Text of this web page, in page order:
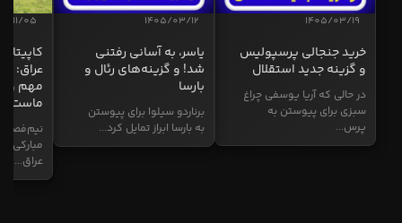
1405/03/19
خرید جنجالی پرسپولیس
و گزینه جدید استقلال
در حالی که آریا یوسفی چراغ
سبزی برای پیوستن به
پرس...
1405/03/12
یاسر، به آسانی رفتنی
شد! و گزینه‌های رئال و
بارسا
برناردو سیلوا برای پیوستن
به بارسا ابراز تمایل کرد...
11/05
عراق:
مهم و
ماست
نیم‌فصل
مبارکی
عراق...